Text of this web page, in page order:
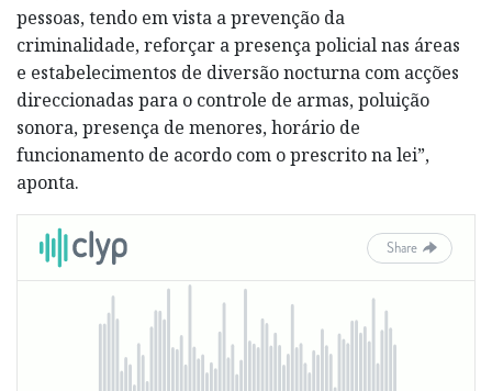
pessoas, tendo em vista a prevenção da
criminalidade, reforçar a presença policial nas áreas
e estabelecimentos de diversão nocturna com acções
direccionadas para o controle de armas, poluição
sonora, presença de menores, horário de
funcionamento de acordo com o prescrito na lei”,
aponta.